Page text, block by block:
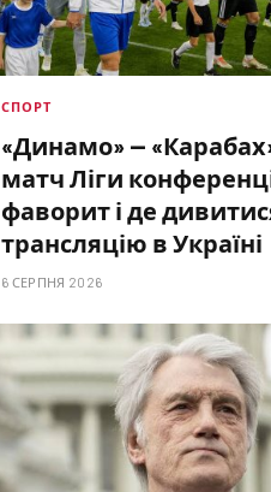
СПОРТ
«Динамо» —
матч Ліги
фаворит і де
трансляцію в Україні
6 СЕРПНЯ 2026